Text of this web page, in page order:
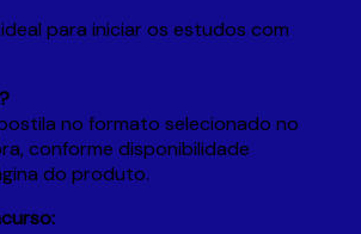
para iniciar os estudos com
no formato selecionado no
conforme disponibilidade
do produto.